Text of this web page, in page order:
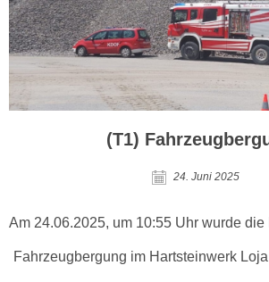
(T1)
24. Juni 2025
Am 24.06.2025, um 10:55 Uhr wurde
Fahrzeugbergung im Hartsteinwerk